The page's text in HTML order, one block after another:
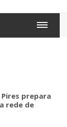
Pires prepara
rede de